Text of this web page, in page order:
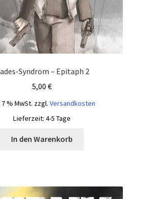
Syndrom – Epitaph 2
5,00 €
% MwSt. zzgl. Versandkosten
Lieferzeit: 4-5 Tage
In den Warenkorb